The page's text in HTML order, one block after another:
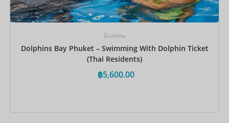
Билеты
Dolphins Bay Phuket – Swimming With Dolphin Ticket
(Thai Residents)
฿5,600.00